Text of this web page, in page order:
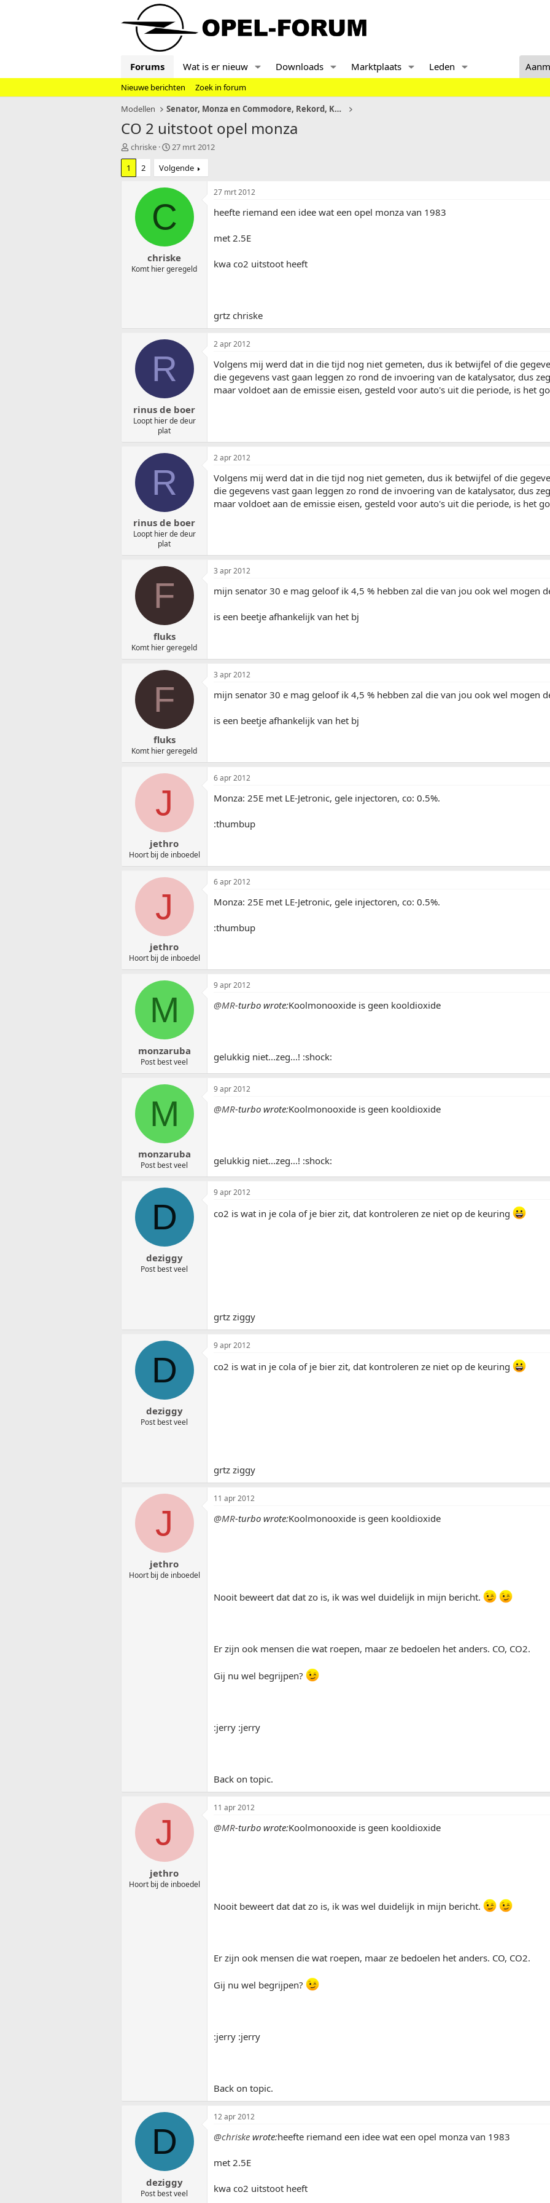
Forums Wat is er nieuw Downloads Marktplaats Leden
Nieuwe berichten
Zoek in forum
Modellen
Senator, Monza en Commodore, Rekord, KAD
CO 2 uitstoot opel monza
T
o
i
r
chriske
S
a
r
t
a
t
m
27 mrt 2012
1
2 Volgende
C
chriske
Komt hier geregeld
27 mrt 2012
heefte riemand een idee wat een opel monza van 1983
met 2.5E
kwa co2 uitstoot heeft
grtz chriske
R
rinus de boer
Loopt hier de deur
plat
2 apr 2012
Volgens mij werd dat in die tijd nog niet gemeten, dus ik betwijfel of die
die gegevens vast gaan leggen zo rond de invoering van de katalysator, dus
maar voldoet aan de emissie eisen, gesteld voor auto's uit die periode, is het
R
rinus de boer
Loopt hier de deur
plat
2 apr 2012
Volgens mij werd dat in die tijd nog niet gemeten, dus ik betwijfel of die
die gegevens vast gaan leggen zo rond de invoering van de katalysator, dus
maar voldoet aan de emissie eisen, gesteld voor auto's uit die periode, is het
F
fluks
Komt hier geregeld
3 apr 2012
mijn senator 30 e mag geloof ik 4,5 % hebben zal die van jou ook wel mogen
is een beetje afhankelijk van het bj
F
fluks
Komt hier geregeld
3 apr 2012
mijn senator 30 e mag geloof ik 4,5 % hebben zal die van jou ook wel mogen
is een beetje afhankelijk van het bj
J
jethro
Hoort bij de inboedel
6 apr 2012
Monza: 25E met LE-Jetronic, gele injectoren, co: 0.5%.
:thumbup
J
jethro
Hoort bij de inboedel
6 apr 2012
Monza: 25E met LE-Jetronic, gele injectoren, co: 0.5%.
:thumbup
M
monzaruba
Post best veel
9 apr 2012
@MR-turbo wrote:Koolmonooxide is geen kooldioxide
gelukkig niet...zeg...! :shock:
M
monzaruba
Post best veel
9 apr 2012
@MR-turbo wrote:Koolmonooxide is geen kooldioxide
gelukkig niet...zeg...! :shock:
D
deziggy
Post best veel
9 apr 2012
co2 is wat in je cola of je bier zit, dat kontroleren ze niet op de keuring
grtz ziggy
D
deziggy
Post best veel
9 apr 2012
co2 is wat in je cola of je bier zit, dat kontroleren ze niet op de keuring
grtz ziggy
J
jethro
Hoort bij de inboedel
11 apr 2012
@MR-turbo wrote:Koolmonooxide is geen kooldioxide
Nooit beweert dat dat zo is, ik was wel duidelijk in mijn bericht.
Er zijn ook mensen die wat roepen, maar ze bedoelen het anders. CO, CO2.
Gij nu wel begrijpen?
:jerry :jerry
Back on topic.
J
jethro
Hoort bij de inboedel
11 apr 2012
@MR-turbo wrote:Koolmonooxide is geen kooldioxide
Nooit beweert dat dat zo is, ik was wel duidelijk in mijn bericht.
Er zijn ook mensen die wat roepen, maar ze bedoelen het anders. CO, CO2.
Gij nu wel begrijpen?
:jerry :jerry
Back on topic.
D
deziggy
Post best veel
12 apr 2012
@chriske wrote:heefte riemand een idee wat een opel monza van 1983
met 2.5E
kwa co2 uitstoot heeft